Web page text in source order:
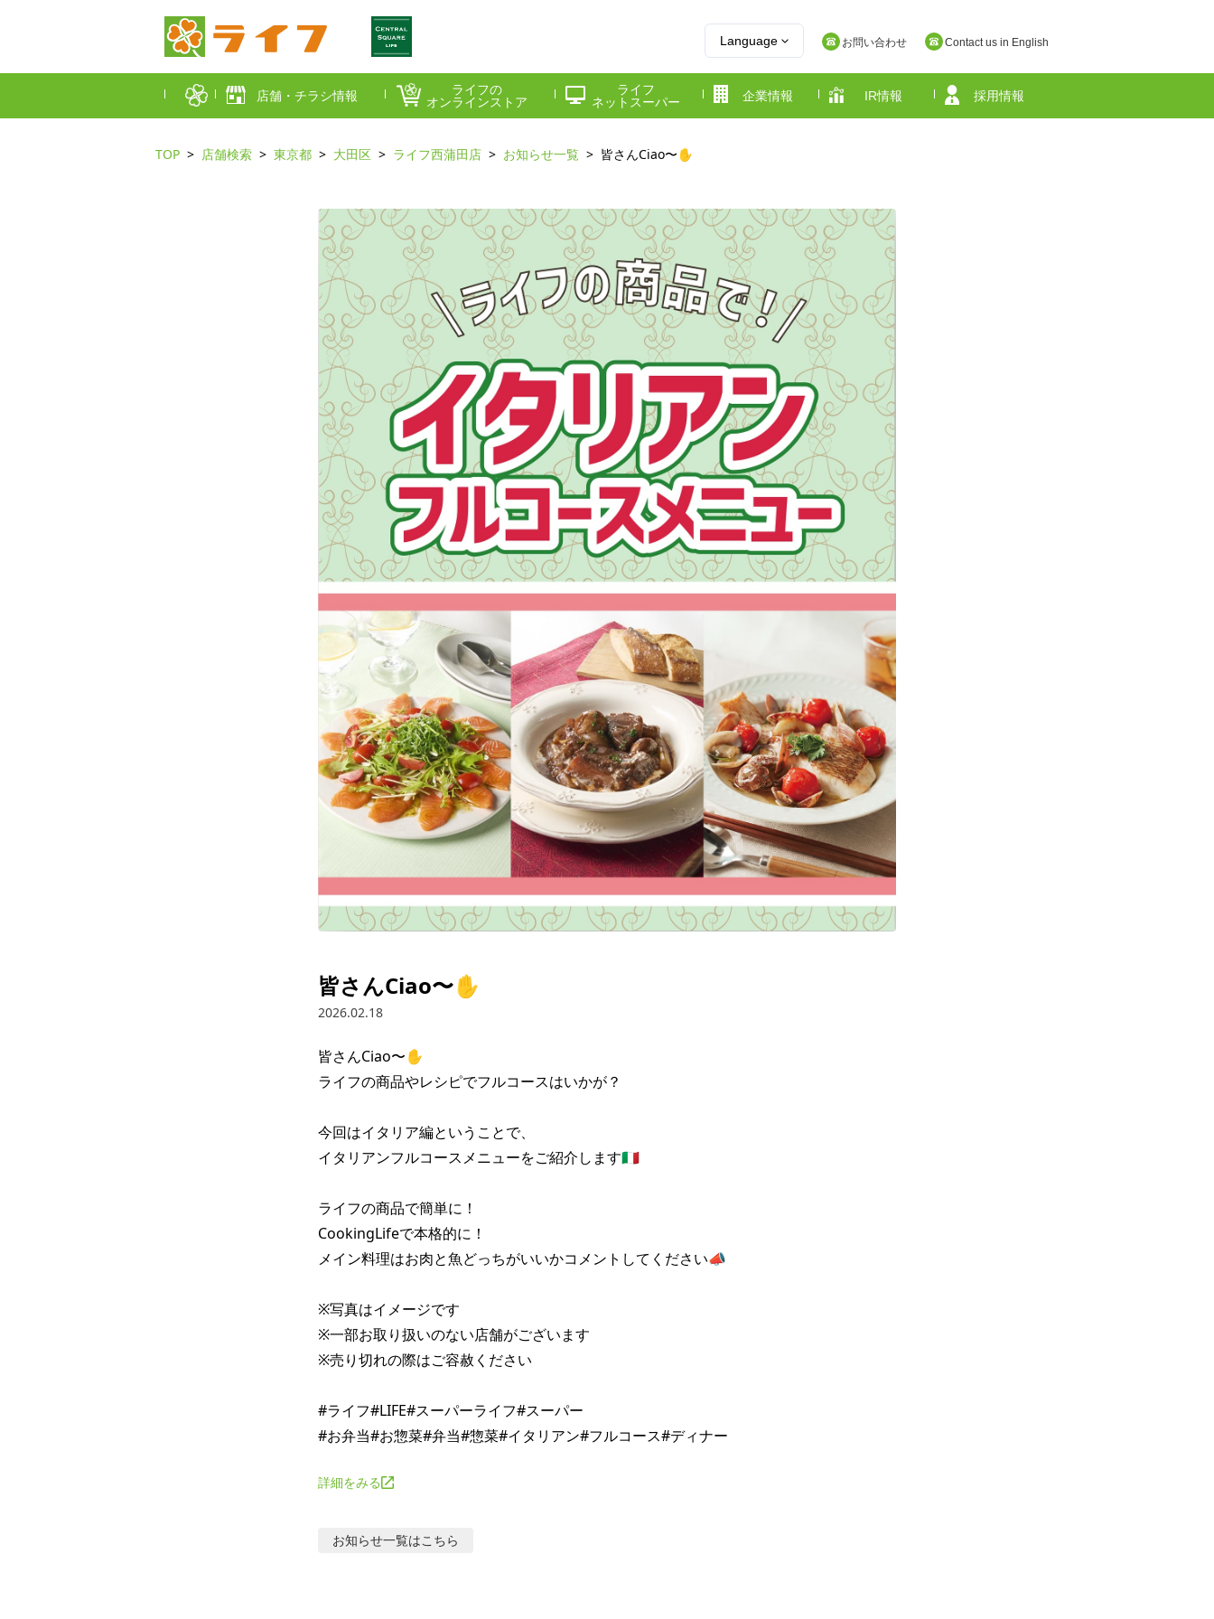
Language お問い合わせ Contact us in English
店舗・チラシ情報
大阪府 京都府 兵庫県 奈良県
ライフの
オンラインストア
ライフ
ネットスーパー
企業情報 IR情報 採用情報
TOP 店舗検索 東京都 大田区 ライフ西蒲田店 お知らせ一覧 皆さんCiao〜✋
皆さんCiao〜✋
2026.02.18
皆さんCiao〜✋
ライフの商品やレシピでフルコースはいかが？
今回はイタリア編ということで、
イタリアンフルコースメニューをご紹介します🇮🇹
ライフの商品で簡単に！
CookingLifeで本格的に！
メイン料理はお肉と魚どっちがいいかコメントしてください📣
※写真はイメージです
※一部お取り扱いのない店舗がございます
※売り切れの際はご容赦ください
#ライフ#LIFE#スーパーライフ#スーパー
詳細をみる
お知らせ一覧はこちら